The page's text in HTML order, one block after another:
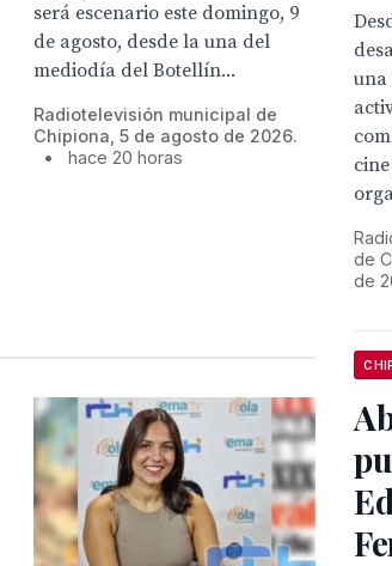
será escenario este domingo, 9
de agosto, desde la una del
mediodía del Botellín...
Radiotelevisión municipal de
Chipiona, 5 de agosto de 2026.
•
hace 20 horas
una
de
de